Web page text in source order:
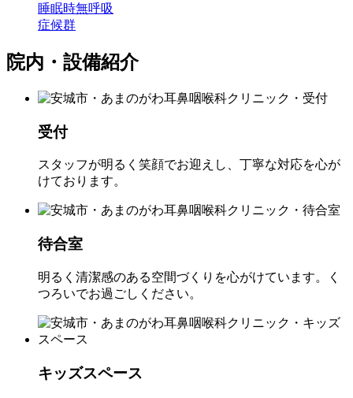
睡眠時無呼吸
症候群
院内・設備紹介
受付
スタッフが明るく笑顔でお迎えし、丁寧な対応を心が
けております。
待合室
明るく清潔感のある空間づくりを心がけています。く
つろいでお過ごしください。
キッズスペース